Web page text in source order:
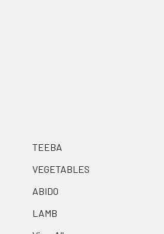
TEEBA
VEGETABLES
ABIDO
LAMB